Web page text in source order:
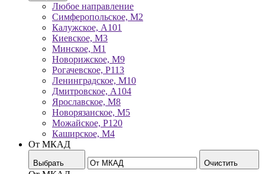
Любое направление
Симферопольское, М2
Калужское, А101
Киевское, М3
Минское, М1
Новорижское, М9
Рогачевское, Р113
Ленинградское, М10
Дмитровское, А104
Ярославское, М8
Новорязанское, М5
Можайское, Р120
Каширское, М4
От МКАД
Выбрать Очистить